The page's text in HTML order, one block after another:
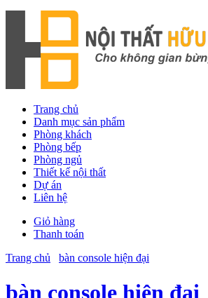
Trang chủ
Danh mục sản phẩm
Phòng khách
Phòng bếp
Phòng ngủ
Thiết kế nội thất
Dự án
Liên hệ
Giỏ hàng
Thanh toán
Trang chủ
bàn console hiện đại
bàn console hiện đại